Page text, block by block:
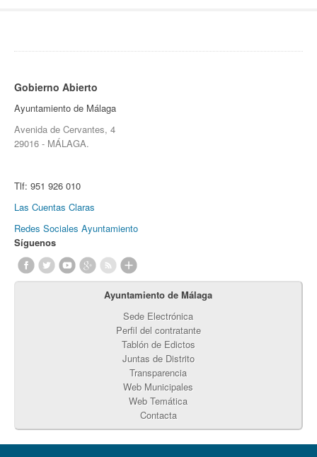
Gobierno Abierto
Ayuntamiento de Málaga
Avenida de Cervantes, 4
29016 - MÁLAGA.
Tlf: 951 926 010
Las Cuentas Claras
Redes Sociales Ayuntamiento
Síguenos
Ayuntamiento de Málaga
Sede Electrónica
Perfil del contratante
Tablón de Edictos
Juntas de Distrito
Transparencia
Web Municipales
Web Temática
Contacta